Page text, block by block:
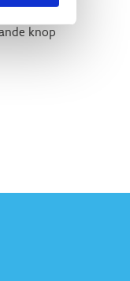
knop